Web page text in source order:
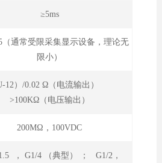
≥5ms
（通常受限采集显示设备，理论无
限小）
12）/0.02 Ω（电流输出）
>100KΩ（电压输出）
200MΩ，100VDC
， G1/4 （典型） ； G1/2，